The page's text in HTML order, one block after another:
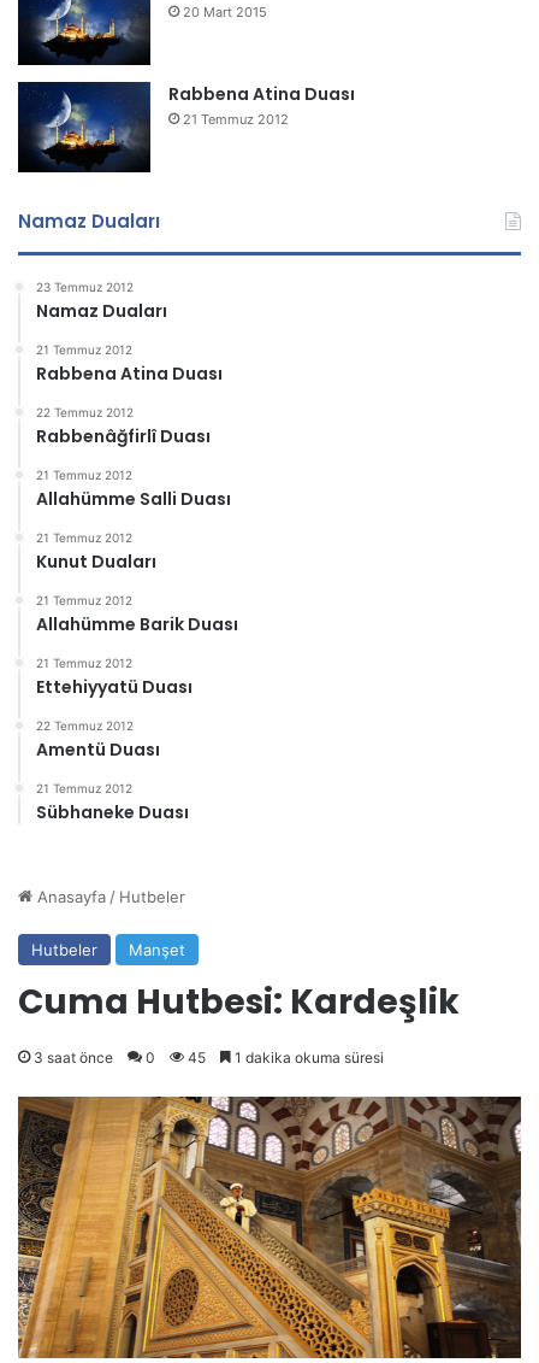
20 Mart 2015
Rabbena Atina Duası
21 Temmuz 2012
Namaz Duaları
23 Temmuz 2012
Namaz Duaları
21 Temmuz 2012
Rabbena Atina Duası
22 Temmuz 2012
Rabbenâğfirlî Duası
21 Temmuz 2012
Allahümme Salli Duası
21 Temmuz 2012
Kunut Duaları
21 Temmuz 2012
Allahümme Barik Duası
21 Temmuz 2012
Ettehiyyatü Duası
22 Temmuz 2012
Amentü Duası
21 Temmuz 2012
Sübhaneke Duası